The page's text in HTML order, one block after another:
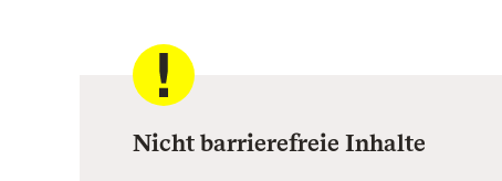
Nicht barrierefreie Inhalte